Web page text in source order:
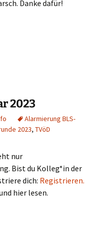
Danke dafür!
gehen auf die
2023
Alarmierung BLS-
2023, TVöD
nur
Bist du Kolleg*in der
dich: Registrieren.
hier lesen.